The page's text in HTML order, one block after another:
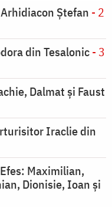
Ștefan - 2
din Tesalonic- 3
Dalmat şi Faust
Iraclie din
Maximilian,
Dionisie, Ioan şi